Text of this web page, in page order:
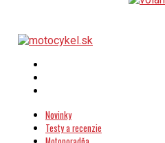
Novinky
Testy a recenzie